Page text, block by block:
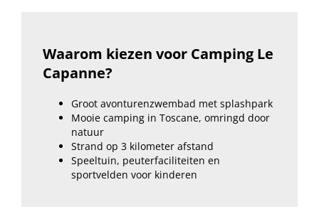
Waarom kiezen voor Camping Le
Capanne?
Groot avonturenzwembad met splashpark
Mooie camping in Toscane, omringd door
natuur
Strand op 3 kilometer afstand
Speeltuin, peuterfaciliteiten en
sportvelden voor kinderen